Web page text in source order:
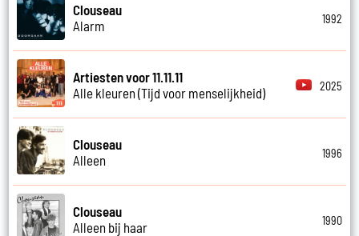
Clouseau
Alarm
1992
Artiesten voor 11.11.11
Alle kleuren (Tijd voor menselijkheid)
2025
Clouseau
Alleen
1996
Clouseau
Alleen bij haar
1990